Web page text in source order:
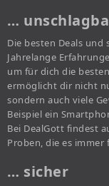
…
Die besten Deals und
Jahrelange
um für dich die
ermöglicht dir nicht
sondern auch viele
Beispiel ein
Bei DealGott findest
Proben, die es
… sicher